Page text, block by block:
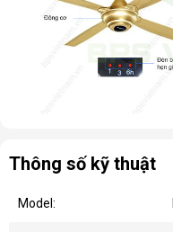
Thông số kỹ thuật
Model: